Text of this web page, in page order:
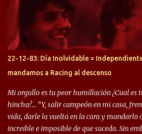
gran manera, convirtiendo goles
copa sudamericana. Pero no sucedió lo
rendimiento que ha producido en el Rojo.
jugaron en Defensa y ahora están en el
Gastón Togni y Domingo Blanco, donde
futbolísticamente hablando en el equipo de
ejemplo, el caso de Mingo llego a ser tenido
Seleccionado Argentino, rendimiento que
mostrar en Independiente. En e...
22-12-83: Día Inolvidable =
mandamos a Racing al descenso
Mi orgullo es tu peor humillación ¿Cual es
hincha?… “Y, salir campeón en mi casa,
vida, darle la vuelta en la cara y mandarlo
increible e imposible de que suceda. Sin